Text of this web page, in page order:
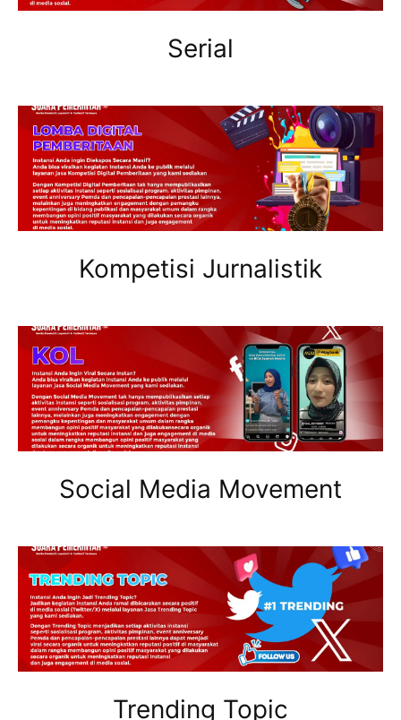
Serial
Kompetisi Jurnalistik
Social Media Movement
Trending Topic